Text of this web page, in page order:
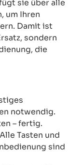
sie über alle
um Ihren
Damit ist
sondern
die
notwendig.
– fertig.
Alle Tasten und
sind